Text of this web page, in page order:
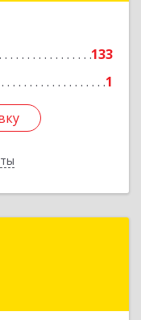
133
1
Посадский